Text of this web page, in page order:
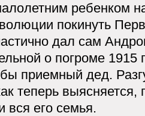
ребенком
покинуть
дал сам
о погроме 1915
приемный дед.
теперь
вся его семья.